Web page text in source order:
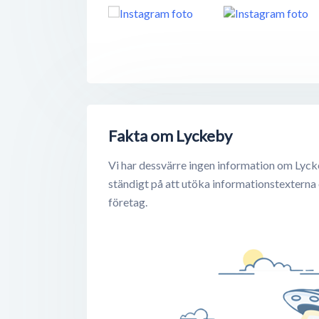
Fakta om Lyckeby
Vi har dessvärre ingen information om
ständigt på att utöka informationstexterna
företag.